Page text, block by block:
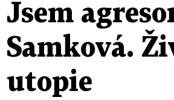
Jsem
Samková.
utopie